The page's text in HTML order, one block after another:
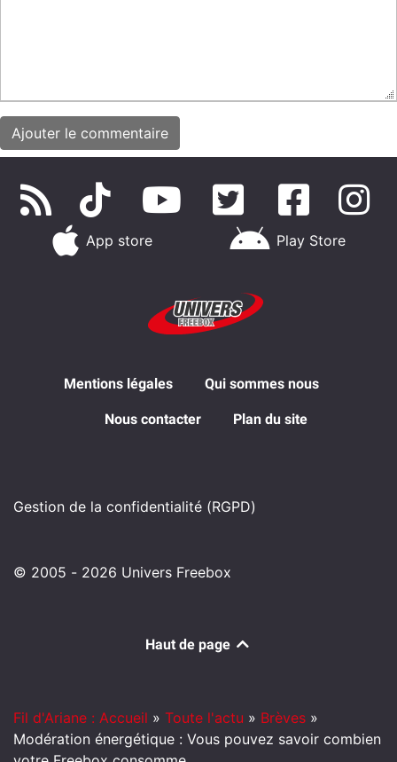
App store Play Store
Mentions légales Qui sommes nous
Nous contacter Plan du site
Gestion de la confidentialité (RGPD)
© 2005 - 2026 Univers Freebox
Haut de page
Fil d'Ariane : Accueil » Toute l'actu » Brèves »
Modération énergétique : Vous pouvez savoir combien